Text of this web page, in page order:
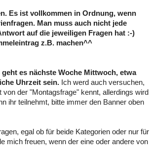
Es ist vollkommen in Ordnung, wenn
Man muss auch nicht jede
auf die jeweiligen Fragen hat :-)
z.B. machen^^
geht es nächste Woche Mittwoch, etwa
Uhrzeit sein. Ich werd auch versuchen,
der "Montagsfrage" kennt, allerdings wird
ihr teilnehmt, bitte immer den Banner oben
egal ob für beide Kategorien oder nur für
mich freuen, wenn der eine oder andere von